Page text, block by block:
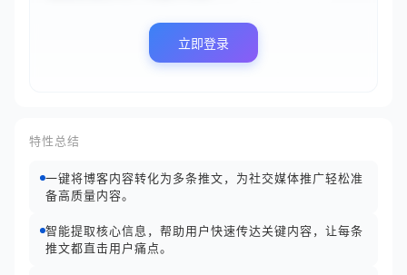
立即登录
特性总结
一键将博客内容转化为多条推文，为社交媒体推广轻松准
备高质量内容。
智能提取核心信息，帮助用户快速传达关键内容，让每条
推文都直击用户痛点。